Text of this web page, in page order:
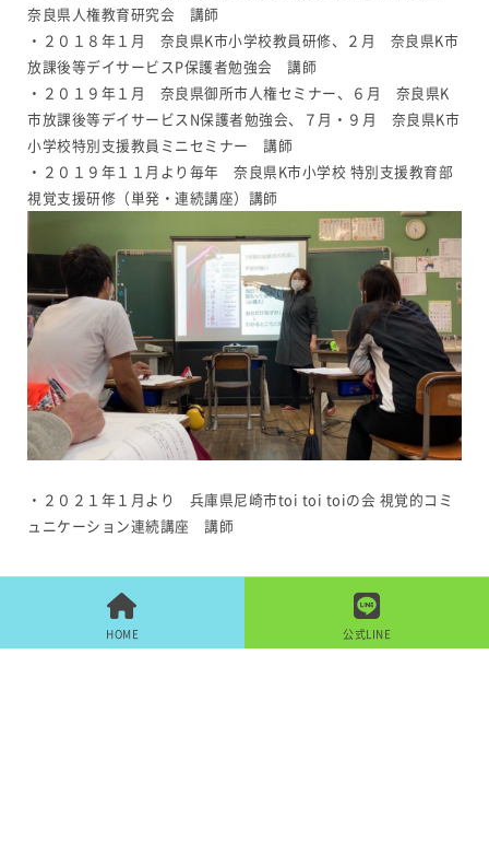
奈良県人権教育研究会 講師
・２０１８年１月 奈良県K市小学校教員研修、２月 奈良県K市
放課後等デイサービスP保護者勉強会 講師
・２０１９年１月 奈良県御所市人権セミナー、６月 奈良県K
市放課後等デイサービスN保護者勉強会、７月・９月 奈良県K市
小学校特別支援教員ミニセミナー 講師
・２０１９年１１月より毎年 奈良県K市小学校 特別支援教育部
視覚支援研修（単発・連続講座）講師
・２０２１年１月より 兵庫県尼崎市toi toi toiの会 視覚的コミ
ュニケーション連続講座 講師
HOME 公式LINE